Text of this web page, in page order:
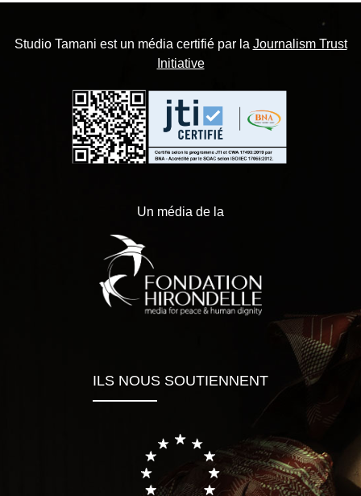
Studio Tamani est un média certifié par la Journalism Trust
Initiative
Un média de la
ILS NOUS SOUTIENNENT